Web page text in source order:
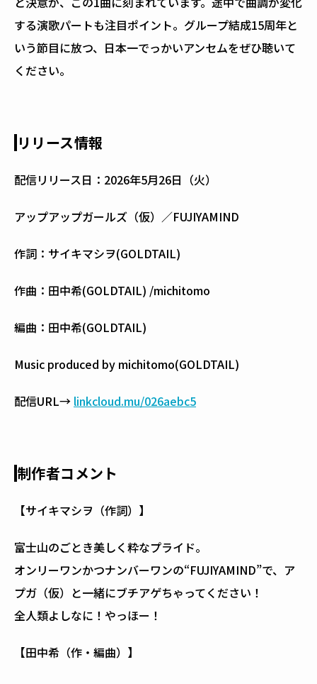
する演歌パートも注目ポイント。グループ結成15周年と
いう節目に放つ、日本一でっかいアンセムをぜひ聴いて
ください。
リリース情報
配信リリース日：2026年5月26日（火）
アップアップガールズ（仮）／FUJIYAMIND
作詞：サイキマシヲ(GOLDTAIL)
作曲：田中希(GOLDTAIL) /michitomo
編曲：田中希(GOLDTAIL)
Music produced by michitomo(GOLDTAIL)
配信URL→ linkcloud.mu/026aebc5
制作者コメント
【サイキマシヲ（作詞）】
富士山のごとき美しく粋なプライド――。
オンリーワンかつナンバーワンの“FUJIYAMIND”で、ア
プガ（仮）と一緒にブチアゲちゃってください！
全人類よしなに！やっほー！
【田中希（作・編曲）】